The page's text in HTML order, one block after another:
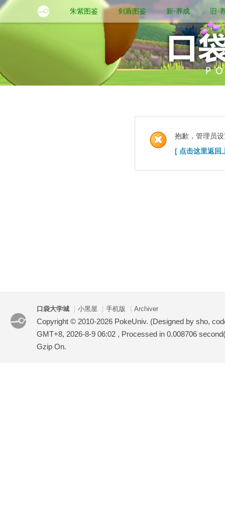
朱紫图鉴 剑盾图鉴 新·养成 旧·
抱歉，管理员
[ 点击这里返回
口袋大学城 小黑屋 手机版 Archiver
Copyright © 2010-2026 PokeUniv. (Designed by sho,
GMT+8, 2026-8-9 06:02 , Processed in 0.008706
Gzip On.